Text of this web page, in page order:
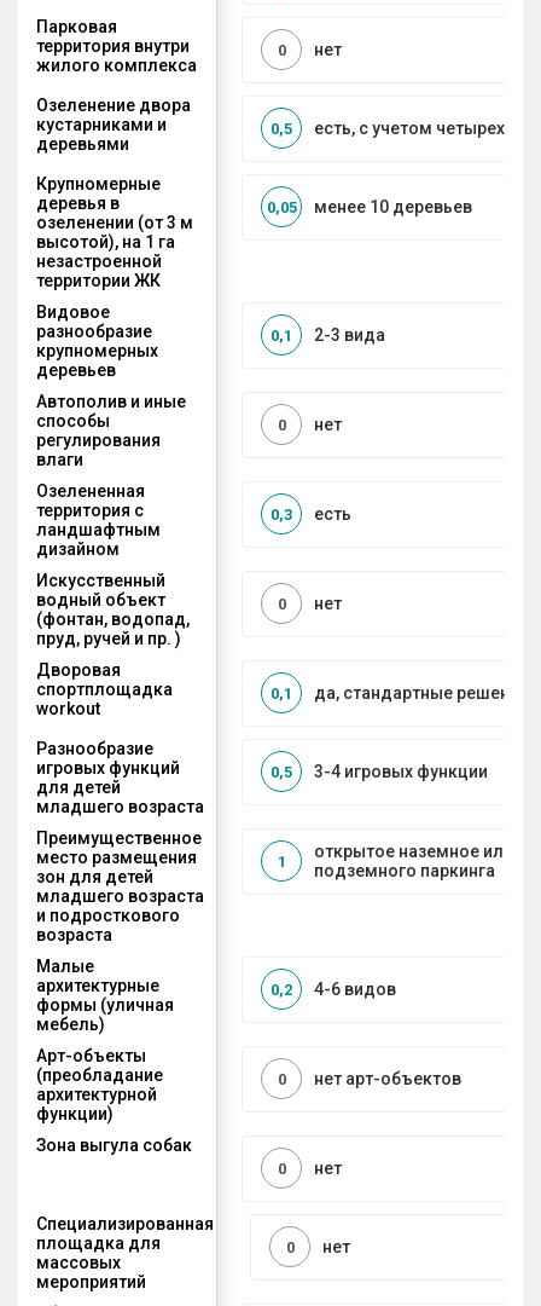
Парковая
территория внутри
жилого комплекса
нет
0
Озеленение двора
кустарниками и
деревьями
есть, с учетом четырех
0,5
Крупномерные
деревья в
озеленении (от 3 м
высотой), на 1 га
незастроенной
территории ЖК
менее 10 деревьев
0,05
Видовое
разнообразие
крупномерных
деревьев
2-3 вида
0,1
Автополив и иные
способы
регулирования
влаги
нет
0
Озелененная
территория с
ландшафтным
дизайном
есть
0,3
Искусственный
водный объект
(фонтан, водопад,
пруд, ручей и пр. )
нет
0
Дворовая
спортплощадка
workout
да, стандартные решения
0,1
Разнообразие
игровых функций
для детей
младшего возраста
3-4 игровых функции
0,5
Преимущественное
место размещения
зон для детей
младшего возраста
и подросткового
возраста
открытое наземное или на
подземного паркинга
1
Малые
архитектурные
формы (уличная
мебель)
4-6 видов
0,2
Арт-объекты
(преобладание
архитектурной
функции)
нет арт-объектов
0
Зона выгула собак
нет
0
Специализированная
площадка для
массовых
мероприятий
нет
0